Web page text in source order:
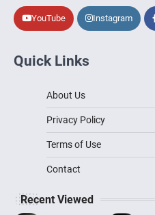
YouTube Instagram
Quick Links
About Us
Privacy Policy
Terms of Use
Contact
Recent Viewed